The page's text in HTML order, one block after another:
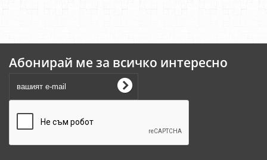
Абонирай ме за всичко интересно